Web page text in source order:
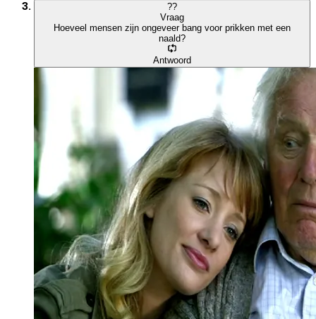
??
Vraag
Hoeveel mensen zijn ongeveer bang voor prikken met een
naald?
Antwoord